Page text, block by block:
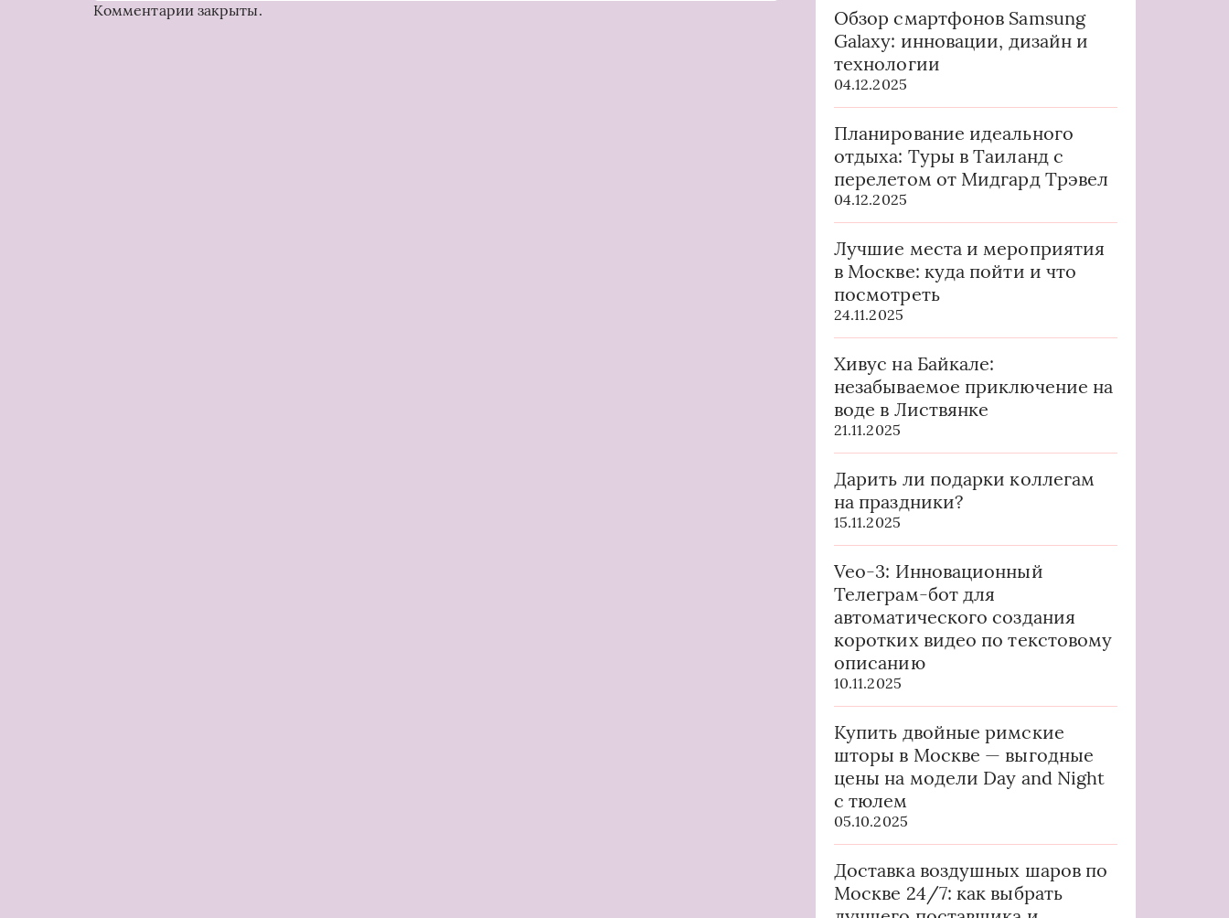
Комментарии закрыты.
Обзор смартфонов Samsung
Galaxy: инновации, дизайн и
технологии
04.12.2025
Планирование идеального
отдыха: Туры в Таиланд с
перелетом от Мидгард Трэвел
04.12.2025
Лучшие места и мероприятия
в Москве: куда пойти и что
посмотреть
24.11.2025
Хивус на Байкале:
незабываемое приключение на
воде в Листвянке
21.11.2025
Дарить ли подарки коллегам
на праздники?
15.11.2025
Veo-3: Инновационный
Телеграм-бот для
автоматического создания
коротких видео по текстовому
описанию
10.11.2025
Купить двойные римские
шторы в Москве — выгодные
цены на модели Day and Night
с тюлем
05.10.2025
Доставка воздушных шаров по
Москве 24/7: как выбрать